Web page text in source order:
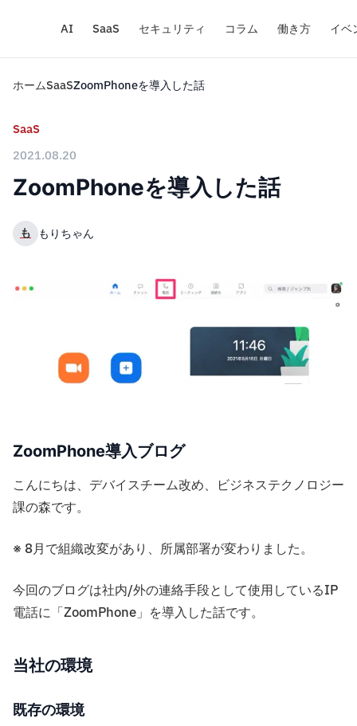
AI SaaS セキュリティ コラム 働き方 イベ
ホームSaaSZoomPhoneを導入した話
SaaS
2021.08.20
ZoomPhoneを導入した話
も もりちゃん
ZoomPhone導入ブログ
こんにちは、デバイスチーム改め、ビジネステクノロジー
課の森です。
※ 8月で組織改変があり、所属部署が変わりました。
今回のブログは社内/外の連絡手段として使用しているIP
電話に「ZoomPhone」を導入した話です。
当社の環境
既存の環境